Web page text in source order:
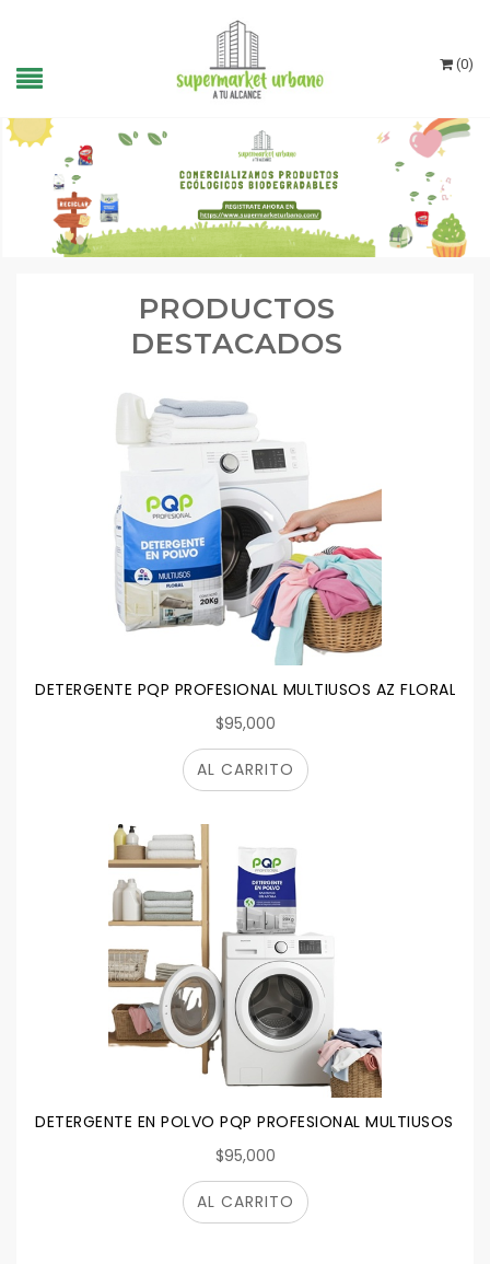
(0)
PRODUCTOS
DESTACADOS
DETERGENTE PQP PROFESIONAL MULTIUSOS AZ FLORAL 20
$95,000
AL CARRITO
DETERGENTE EN POLVO PQP PROFESIONAL MULTIUSOS
$95,000
AL CARRITO